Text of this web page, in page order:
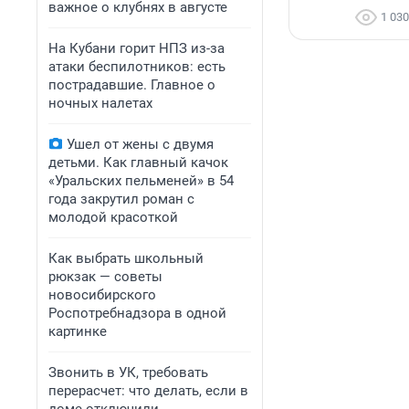
важное о клубнях в августе
На Кубани горит НПЗ из-за
атаки беспилотников: есть
пострадавшие. Главное о
ночных налетах
Ушел от жены с двумя
детьми. Как главный качок
«Уральских пельменей» в 54
года закрутил роман с
молодой красоткой
Как выбрать школьный
рюкзак — советы
новосибирского
Роспотребнадзора в одной
картинке
Звонить в УК, требовать
перерасчет: что делать, если в
1